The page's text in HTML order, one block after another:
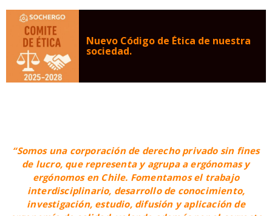
Nuevo Código de Ética de nuestra
sociedad.
“Somos una corporación de derecho privado sin fines
de lucro, que representa y agrupa a ergónomas y
ergónomos en Chile. Fomentamos el trabajo
interdisciplinario, desarrollo de conocimiento,
investigación, estudio, difusión y aplicación de